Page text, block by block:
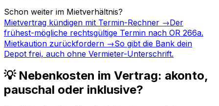
Schon weiter im Mietverhältnis?
Mietvertrag kündigen mit Termin-Rechner →Der
frühest-mögliche rechtsgültige Termin nach OR 266a.
Mietkaution zurückfordern →So gibt die Bank dein
Depot frei, auch ohne Vermieter-Unterschrift.
💡 Nebenkosten im Vertrag: akonto,
pauschal oder inklusive?